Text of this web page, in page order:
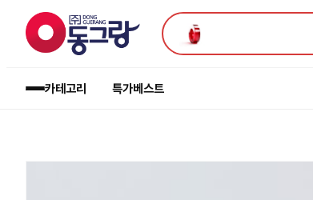
카테고리 특가베스트